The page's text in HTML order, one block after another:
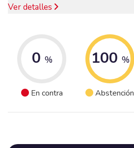
Ver detalles
0 %
En contra
100 %
Abstención